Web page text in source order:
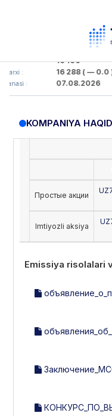
16 100
: 16 288( — 0.0 )
: 07.08.2026
KOMPANIYA
Простые акции
Imtiyozli aksiya
Emissiya risolalari